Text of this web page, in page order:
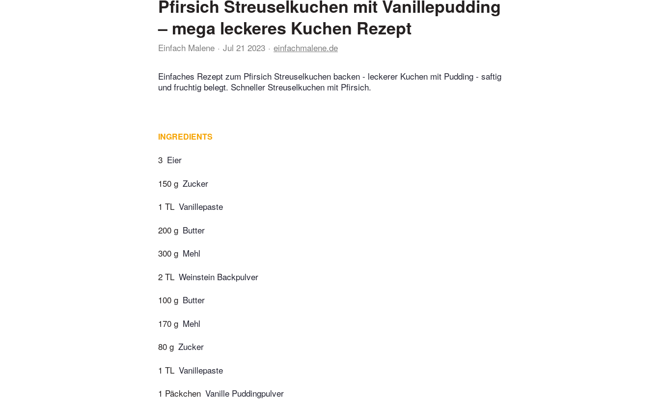
Pfirsich Streuselkuchen mit Vanillepudding
– mega leckeres Kuchen Rezept
Einfach Malene Jul 21 2023 einfachmalene.de
Einfaches Rezept zum Pfirsich Streuselkuchen backen - leckerer Kuchen mit Pudding - saftig
und fruchtig belegt. Schneller Streuselkuchen mit Pfirsich.
INGREDIENTS
3 Eier
150 g Zucker
1 TL Vanillepaste
200 g Butter
300 g Mehl
2 TL Weinstein Backpulver
100 g Butter
170 g Mehl
80 g Zucker
1 TL Vanillepaste
1 Päckchen Vanille Puddingpulver